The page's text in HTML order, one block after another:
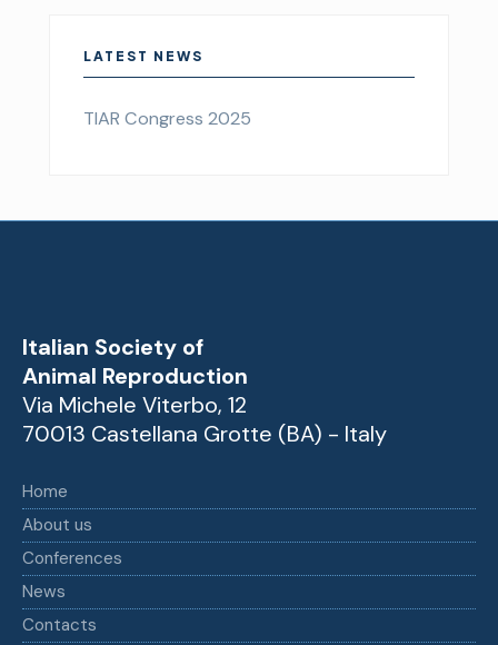
LATEST NEWS
TIAR Congress 2025
Italian Society of
Animal Reproduction
Via Michele Viterbo, 12
70013 Castellana Grotte (BA) - Italy
Home
About us
Conferences
News
Contacts